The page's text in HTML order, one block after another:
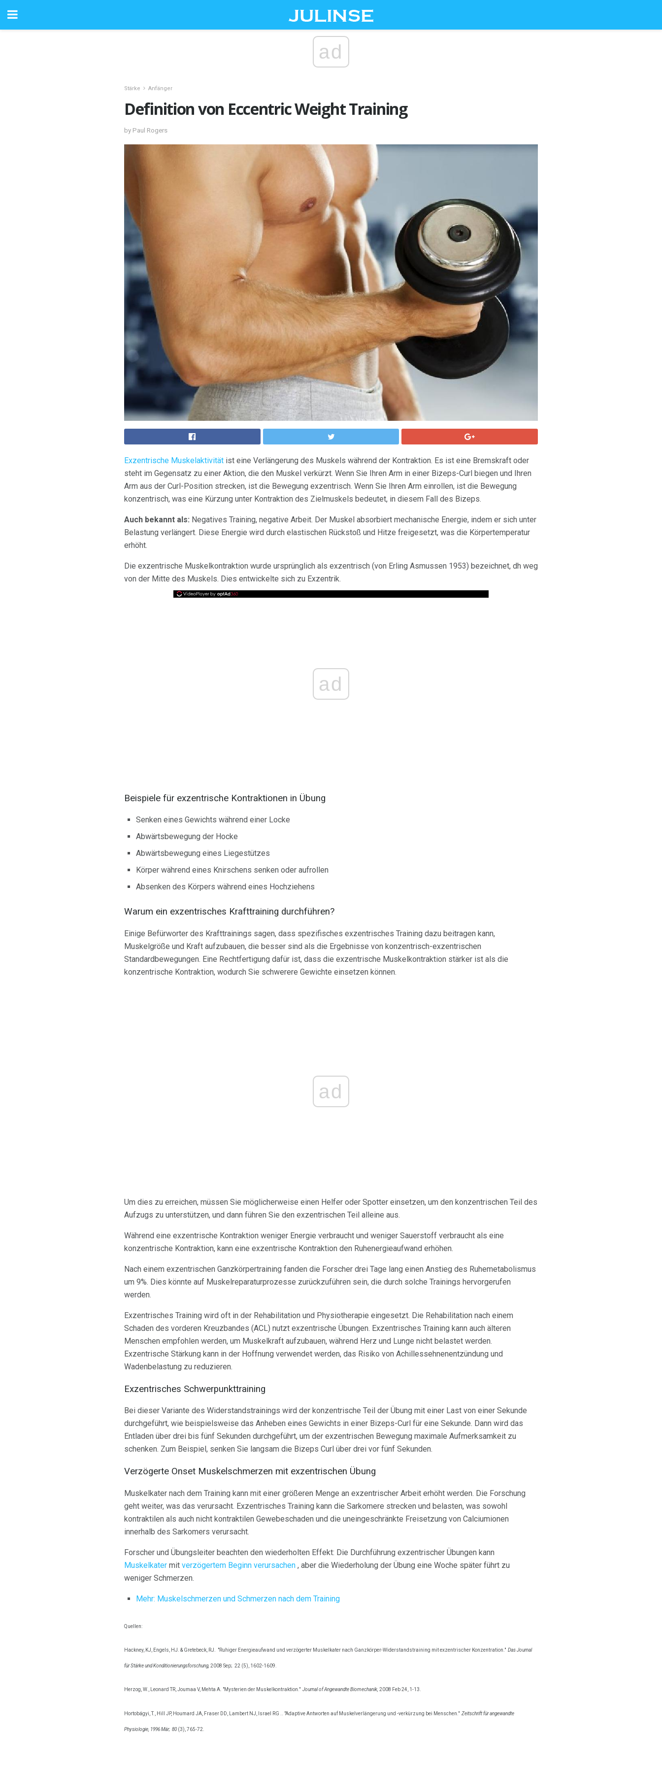
ad
Stärke Anfänger
Definition von Eccentric Weight Training
by Paul Rogers
Exzentrische Muskelaktivität ist eine Verlängerung des Muskels während der Kontraktion. Es ist eine Bremskraft oder
steht im Gegensatz zu einer Aktion, die den Muskel verkürzt. Wenn Sie Ihren Arm in einer Bizeps-Curl biegen und Ihren
Arm aus der Curl-Position strecken, ist die Bewegung exzentrisch. Wenn Sie Ihren Arm einrollen, ist die Bewegung
konzentrisch, was eine Kürzung unter Kontraktion des Zielmuskels bedeutet, in diesem Fall des Bizeps.
Auch bekannt als: Negatives Training, negative Arbeit. Der Muskel absorbiert mechanische Energie, indem er sich unter
Belastung verlängert. Diese Energie wird durch elastischen Rückstoß und Hitze freigesetzt, was die Körpertemperatur
erhöht.
Die exzentrische Muskelkontraktion wurde ursprünglich als exzentrisch (von Erling Asmussen 1953) bezeichnet, dh weg
von der Mitte des Muskels. Dies entwickelte sich zu Exzentrik.
ad
Beispiele für exzentrische Kontraktionen in Übung
Senken eines Gewichts während einer Locke
Abwärtsbewegung der Hocke
Abwärtsbewegung eines Liegestützes
Körper während eines Knirschens senken oder aufrollen
Absenken des Körpers während eines Hochziehens
Warum ein exzentrisches Krafttraining durchführen?
Einige Befürworter des Krafttrainings sagen, dass spezifisches exzentrisches Training dazu beitragen kann,
Muskelgröße und Kraft aufzubauen, die besser sind als die Ergebnisse von konzentrisch-exzentrischen
Standardbewegungen. Eine Rechtfertigung dafür ist, dass die exzentrische Muskelkontraktion stärker ist als die
konzentrische Kontraktion, wodurch Sie schwerere Gewichte einsetzen können.
ad
Um dies zu erreichen, müssen Sie möglicherweise einen Helfer oder Spotter einsetzen, um den konzentrischen Teil des
Aufzugs zu unterstützen, und dann führen Sie den exzentrischen Teil alleine aus.
Während eine exzentrische Kontraktion weniger Energie verbraucht und weniger Sauerstoff verbraucht als eine
konzentrische Kontraktion, kann eine exzentrische Kontraktion den Ruhenergieaufwand erhöhen.
Nach einem exzentrischen Ganzkörpertraining fanden die Forscher drei Tage lang einen Anstieg des Ruhemetabolismus
um 9%. Dies könnte auf Muskelreparaturprozesse zurückzuführen sein, die durch solche Trainings hervorgerufen
werden.
Exzentrisches Training wird oft in der Rehabilitation und Physiotherapie eingesetzt. Die Rehabilitation nach einem
Schaden des vorderen Kreuzbandes (ACL) nutzt exzentrische Übungen. Exzentrisches Training kann auch älteren
Menschen empfohlen werden, um Muskelkraft aufzubauen, während Herz und Lunge nicht belastet werden.
Exzentrische Stärkung kann in der Hoffnung verwendet werden, das Risiko von Achillessehnenentzündung und
Wadenbelastung zu reduzieren.
Exzentrisches Schwerpunkttraining
Bei dieser Variante des Widerstandstrainings wird der konzentrische Teil der Übung mit einer Last von einer Sekunde
durchgeführt, wie beispielsweise das Anheben eines Gewichts in einer Bizeps-Curl für eine Sekunde. Dann wird das
Entladen über drei bis fünf Sekunden durchgeführt, um der exzentrischen Bewegung maximale Aufmerksamkeit zu
schenken. Zum Beispiel, senken Sie langsam die Bizeps Curl über drei vor fünf Sekunden.
Verzögerte Onset Muskelschmerzen mit exzentrischen Übung
Muskelkater nach dem Training kann mit einer größeren Menge an exzentrischer Arbeit erhöht werden. Die Forschung
geht weiter, was das verursacht. Exzentrisches Training kann die Sarkomere strecken und belasten, was sowohl
kontraktilen als auch nicht kontraktilen Gewebeschaden und die uneingeschränkte Freisetzung von Calciumionen
innerhalb des Sarkomers verursacht.
Forscher und Übungsleiter beachten den wiederholten Effekt: Die Durchführung exzentrischer Übungen kann
Muskelkater mit verzögertem Beginn verursachen , aber die Wiederholung der Übung eine Woche später führt zu
weniger Schmerzen.
Mehr: Muskelschmerzen und Schmerzen nach dem Training
Quellen:
Hackney, KJ, Engels, HJ. & Gretebeck, RJ. "Ruhiger Energieaufwand und verzögerter Muskelkater nach Ganzkörper-Widerstandstraining mit exzentrischer Konzentration." Das Journal
für Stärke und Konditionierungsforschung, 2008 Sep; 22 (5), 1602-1609.
Herzog, W., Leonard TR, Joumaa V, Mehta A. "Mysterien der Muskelkontraktion." Journal of Angewandte Biomechanik, 2008 Feb 24, 1-13.
Hortobágyi, T., Hill JP, Houmard JA, Fraser DD, Lambert NJ, Israel RG .. "Adaptive Antworten auf Muskelverlängerung und -verkürzung bei Menschen." Zeitschrift für angewandte
Physiologie, 1996 Mär; 80(3), 765-72.